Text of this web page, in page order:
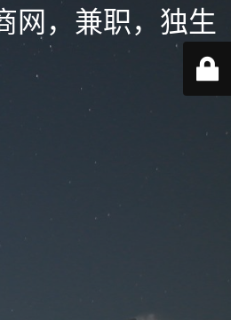
网，兼职，独生